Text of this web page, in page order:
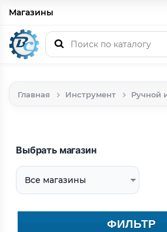
Магазины
Главная Инструмент Ручной
Выбрать магазин
ФИЛЬТР